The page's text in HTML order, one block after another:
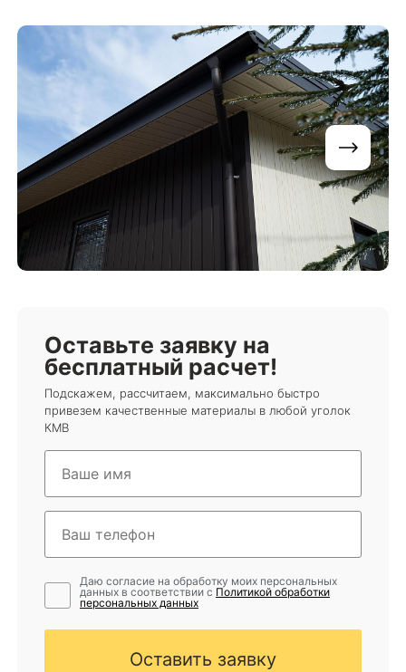
Оставьте заявку на
бесплатный расчет!
Подскажем, рассчитаем, максимально быстро
привезем качественные материалы в любой уголок
КМВ
Даю согласие на обработку моих персональных
данных в соответствии с Политикой обработки
персональных данных
Оставить заявку